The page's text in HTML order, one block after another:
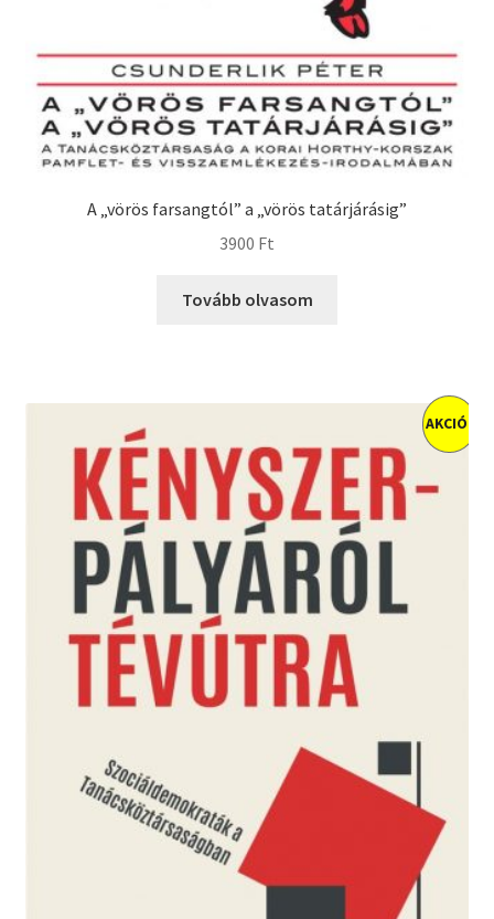
A „vörös farsangtól” a „vörös tatárjárásig”
3900 Ft
Tovább olvasom
AKCIÓ!